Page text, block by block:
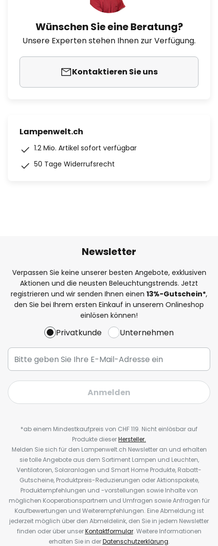
Wünschen Sie eine Beratung?
Unsere Experten stehen Ihnen zur Verfügung.
Kontaktieren Sie uns
Lampenwelt.ch
1.2 Mio. Artikel sofort verfügbar
50 Tage Widerrufsrecht
Newsletter
Verpassen Sie keine unserer besten Angebote, exklusiven
Aktionen und die neusten Beleuchtungstrends. Jetzt
registrieren und wir senden Ihnen einen 13%-Gutschein*,
den Sie bei Ihrem ersten Einkauf in unserem Onlineshop
einlösen können!
Privatkunde Unternehmen
Anmelden
*ab einem Mindestkaufpreis von CHF 119. Nicht einlösbar auf
Produkte dieserHersteller.
Melden Sie sich für den Lampenwelt.ch Newsletter an und erhalten
sie tolle Angebote aus dem Sortiment Lampen und Leuchten,
Ventilatoren, Solaranlagen und Smart Home Produkte, Rabatt-
Gutscheine, Produktpreis-Reduzierungen oder Aktionspakete,
Produktempfehlungen und -vorstellungen sowie Inhalte von
möglichen Kooperationspartnern und Umfragen sowie Anfragen für
Kaufbewertungen und Weiterempfehlungen. Eine Abmeldung ist
jederzeit möglich über den Abmeldelink, den Sie in jedem Newsletter
finden oder über unserKontaktformular. Weitere Informationen
erhalten Sie in derDatenschutzerklärung.